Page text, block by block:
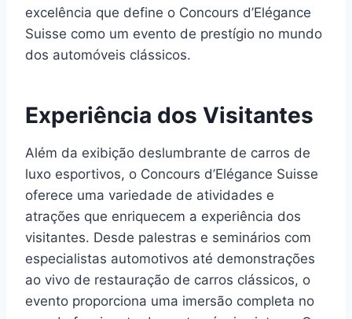
excelência que define o Concours d’Elégance
Suisse como um evento de prestígio no mundo
dos automóveis clássicos.
Experiência dos Visitantes
Além da exibição deslumbrante de carros de
luxo esportivos, o Concours d’Elégance Suisse
oferece uma variedade de atividades e
atrações que enriquecem a experiência dos
visitantes. Desde palestras e seminários com
especialistas automotivos até demonstrações
ao vivo de restauração de carros clássicos, o
evento proporciona uma imersão completa no